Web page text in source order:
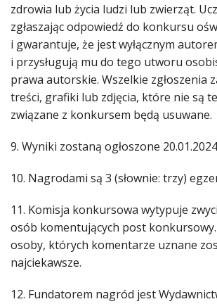
zdrowia lub życia ludzi lub zwierząt.
zgłaszając odpowiedź do konkursu
i gwarantuje, że jest wyłącznym
i przysługują mu do tego utworu
prawa autorskie. Wszelkie zgłoszenia
treści, grafiki lub zdjęcia, które nie są
związane z konkursem będą usuwane.
9. Wyniki zostaną ogłoszone
10. Nagrodami są 3 (słownie: trzy)
11. Komisja konkursowa wytypuje
osób komentujących post konkursowy.
osoby, których komentarze uznane
najciekawsze.
12. Fundatorem nagród jest